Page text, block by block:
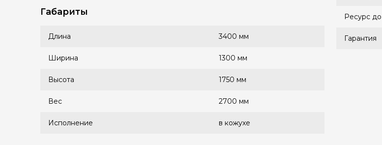
Ресурс
Гарантия
Габариты
Длина 3400 мм
Ширина 1300 мм
Высота 1750 мм
Вес 2700 мм
Исполнение в кожухе